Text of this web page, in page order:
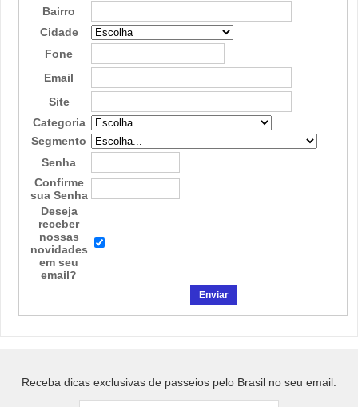
Bairro
Cidade
Fone
Email
Site
Categoria
Segmento
Senha
Confirme
sua Senha
Deseja
receber
nossas
novidades
em seu
email?
Receba dicas exclusivas de passeios pelo Brasil no seu email.